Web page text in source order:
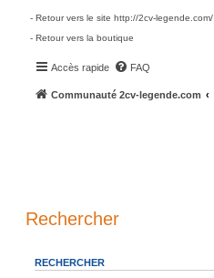
- Retour vers le site http://2cv-legende.com/
- Retour vers la boutique
Accès rapide FAQ
Communauté 2cv-legende.com
Rechercher
RECHERCHER